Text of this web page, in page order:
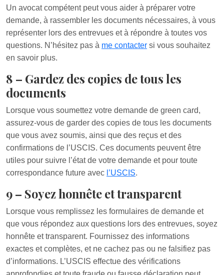
Un avocat compétent peut vous aider à préparer votre
demande, à rassembler les documents nécessaires, à vous
représenter lors des entrevues et à répondre à toutes vos
questions. N’hésitez pas à me contacter si vous souhaitez
en savoir plus.
8 – Gardez des copies de tous les
documents
Lorsque vous soumettez votre demande de green card,
assurez-vous de garder des copies de tous les documents
que vous avez soumis, ainsi que des reçus et des
confirmations de l’USCIS. Ces documents peuvent être
utiles pour suivre l’état de votre demande et pour toute
correspondance future avec l’USCIS.
9 – Soyez honnête et transparent
Lorsque vous remplissez les formulaires de demande et
que vous répondez aux questions lors des entrevues, soyez
honnête et transparent. Fournissez des informations
exactes et complètes, et ne cachez pas ou ne falsifiez pas
d’informations. L’USCIS effectue des vérifications